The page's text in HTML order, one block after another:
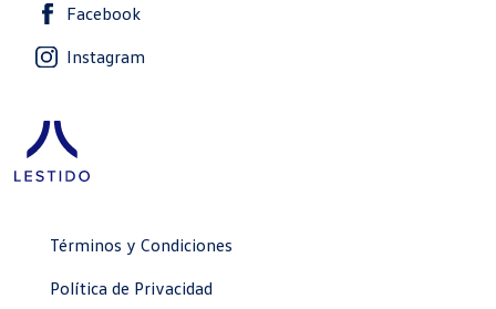
Facebook
Instagram
Términos y Condiciones
Política de Privacidad